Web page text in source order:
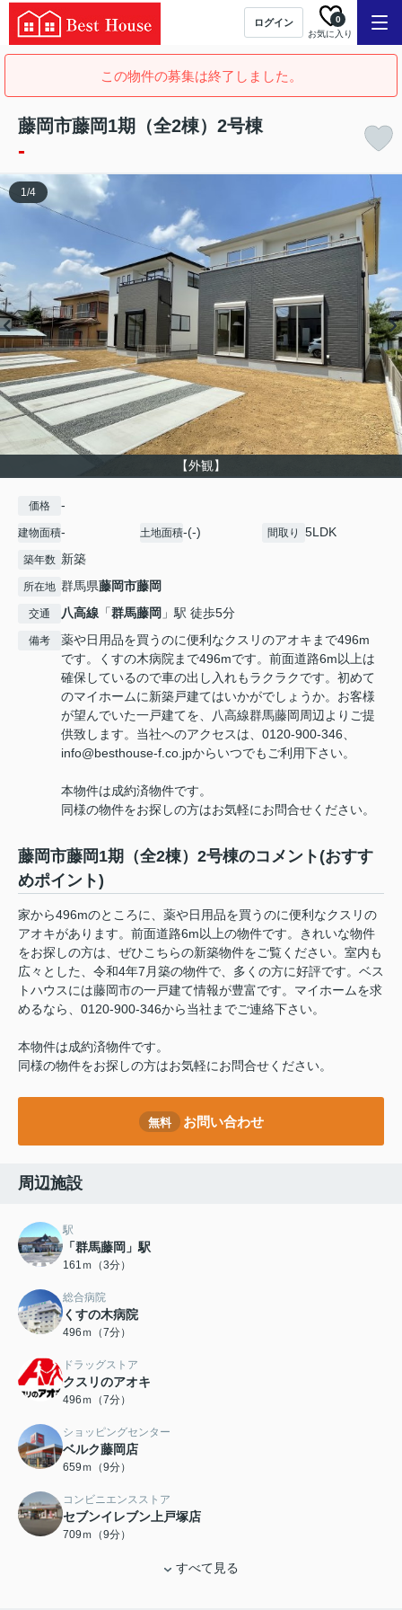
ログイン
お気に入り
0
この物件の募集は終了しました。
藤岡市藤岡1期（全2棟）2号棟
-
【外観】
1/4
価格 -
建物面積- 土地面積-(-) 間取り 5LDK
築年数 新築
所在地 群馬県藤岡市藤岡
交通 八高線 「群馬藤岡 」駅 徒歩5分
備考
薬や日用品を買うのに便利なクスリのアオキまで496m
です。くすの木病院まで496mです。前面道路6m以上は
確保しているので車の出し入れもラクラクです。初めて
のマイホームに新築戸建てはいかがでしょうか。お客様
が望んでいた一戸建てを、八高線群馬藤岡周辺よりご提
供致します。当社へのアクセスは、0120-900-346、
info@besthouse-f.co.jpからいつでもご利用下さい。
本物件は成約済物件です。
同様の物件をお探しの方はお気軽にお問合せください。
藤岡市藤岡1期（全2棟）2号棟のコメント(おすす
めポイント)
家から496mのところに、薬や日用品を買うのに便利なクスリの
アオキがあります。前面道路6m以上の物件です。きれいな物件
をお探しの方は、ぜひこちらの新築物件をご覧ください。室内も
広々とした、令和4年7月築の物件で、多くの方に好評です。ベス
トハウスには藤岡市の一戸建て情報が豊富です。マイホームを求
めるなら、0120-900-346から当社までご連絡下さい。
本物件は成約済物件です。
同様の物件をお探しの方はお気軽にお問合せください。
無料 お問い合わせ
周辺施設
駅
「群馬藤岡」駅
161ｍ（3分）
総合病院
くすの木病院
496ｍ（7分）
ドラッグストア
クスリのアオキ
496ｍ（7分）
ショッピングセンター
ベルク藤岡店
659ｍ（9分）
コンビニエンスストア
セブンイレブン上戸塚店
709ｍ（9分）
すべて見る